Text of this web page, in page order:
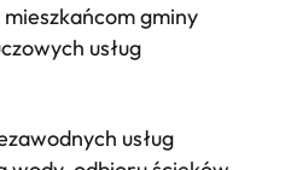
gminy
usług
usług